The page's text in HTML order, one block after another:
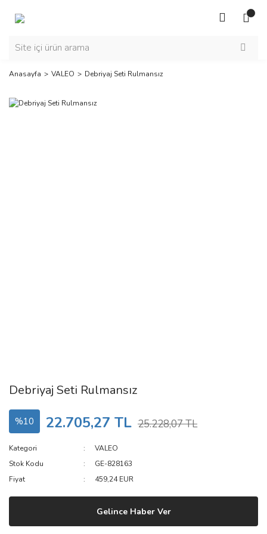
Anasayfa VALEO Debriyaj Seti Rulmansız
Debriyaj Seti Rulmansız
%10 22.705,27 TL 25.228,07 TL
Kategori
VALEO
Stok Kodu
GE-828163
Fiyat
459,24 EUR
Gelince Haber Ver